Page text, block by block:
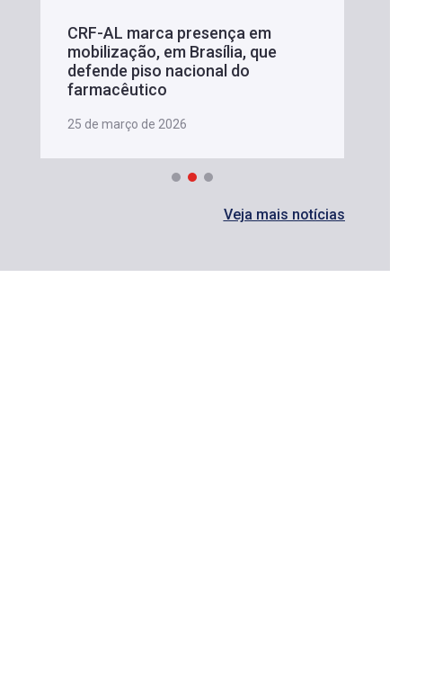
CRF-AL marca presença em
mobilização, em Brasília, que
defende piso nacional do
farmacêutico
25 de março de 2026
Veja mais notícias